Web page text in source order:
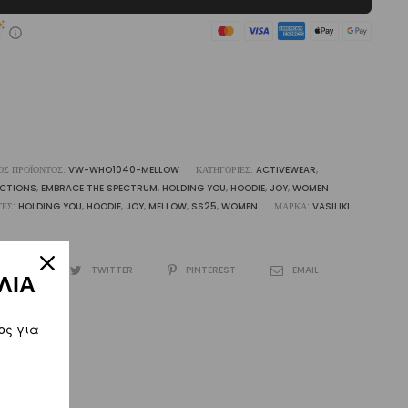
ΠΡΟΪΌΝΤΟΣ: VW-WHO1040-MELLOW ΚΑΤΗΓΟΡΊΕΣ: ACTIVEWEAR,
, EMBRACE THE SPECTRUM, HOLDING YOU, HOODIE, JOY, WOMEN
HOLDING YOU, HOODIE, JOY, MELLOW, SS25, WOMEN ΜΆΡΚΑ: VASILIKI
TWITTER PINTEREST EMAIL
για